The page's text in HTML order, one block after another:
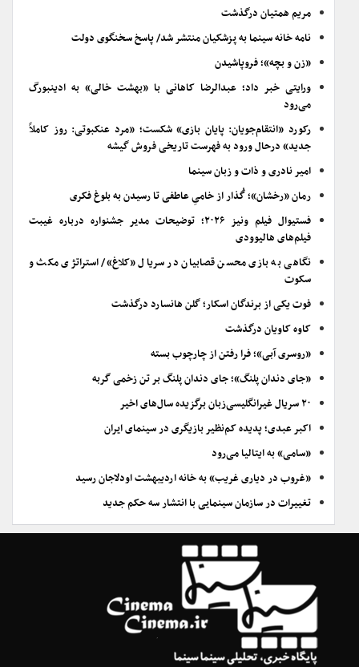
مریم همتیان درگذشت
نامه خانه سینما به پزشکیان منتشر شد/ پاسخ سخنگوی دولت
«زن و بچه»؛ فروپاشیدن
ورایتی خبر داد؛ عبدالرضا کاهانی با «بهشت خالی» به ادینبورگ
می‌رود
رکورد «انتقام‌جویان: پایان بازی» شکست؛ «مرد عنکبوتی: روز کاملاً
جدید» درحال ورود به فهرست تاریخی فروش گیشه
امیر نادری و ذات و زبان سینما
رمان «رخشان»؛ گُذار از خامیِ عاطفی تا رسیدن به بلوغ فکری
فستیوال فیلم ونیز ۲۰۲۶؛ توضیحات مدیر جشنواره درباره غیبت
فیلم‌های هالیوودی
نگاهی به بازی محسن قصابیان در سریال «کلاغ»/ استراتژی مکث و
سکوت
فوت یکی از برندگان اسکار؛ گلن هانسارد درگذشت
کاوه کاویان درگذشت
«روسری آبی»؛ فرا رفتن از چارچوب بسته
«جای دندان پلنگ»؛ جای دندان پلنگ بر تن زخمی گربه
۲۰ سریال غیرانگلیسی‌زبان برگزیده سال‌های اخیر
اکبر عبدی؛ پدیده کم‌نظیر بازیگری در سینمای ایران
«سامی» به ایتالیا می‌رود
«غروب در دیاری غریب» به خانه اردیبهشت اودلاجان رسید
تغییرات در سازمان سینمایی با انتشار سه حکم جدید